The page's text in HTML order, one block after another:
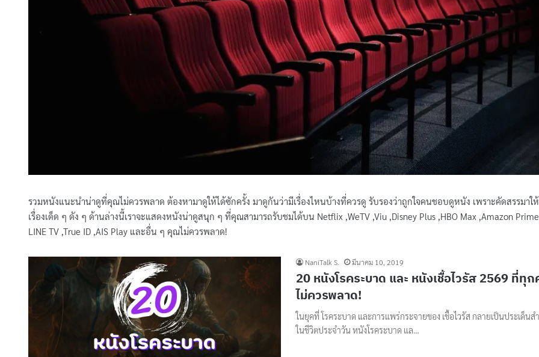
รวมหนังแนะนําน่าดูที่คุณไม่ควรพลาด ต้องหามาดูให้ได้ซักครั้ง มาดูกันว่ามีเรื่องไหนบ้างที่ควรดู รับรองว่าถูกใจคนชอบดูหนัง เพราะคัดสรรมาใ
เรื่องเด็ด ๆ ดัง ๆ ด้านล่างนี้เราจะแสดงหนังน่าดูสนุก ๆ ที่คุณสามารถรับชมได้บน Netflix ,WeTV ,Viu ,Disney Plus ,HBO Max ,Amazon Prime
LINE TV ,True ID ,AIS Play และอื่น ๆ คุณไม่ควรพลาด!
NaniTalk S. มีนาคม 10, 2019
20 หนังโรคระบาด และ หนังเชื้อไวรัส 2569 ที่ทุ
ไม่ควรพลาด!
ในยุคที่ โรคระบาด และการแพร่กระจายของ เชื้อไวรัส กลายเป็นประเด็น
ในชีวิตประจำวัน หนังโรคระบาด แล…